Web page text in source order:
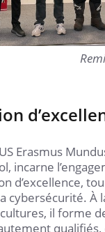
Erasmus
incarne
d’excellence,
cybersécurité. À
il forme
qualifiés,